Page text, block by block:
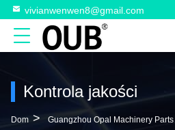
vivianwenwen8@gmail.com
Kontrola jakości
Dom > Guangzhou Opal Machinery Parts Operation